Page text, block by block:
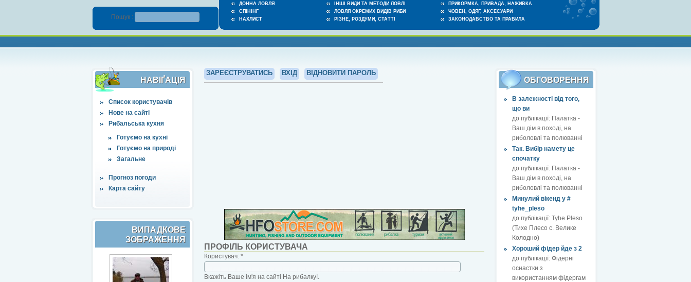
ДОННА ЛОВЛЯ
СПІНІНГ
НАХЛИСТ
ІНШІ ВИДИ ТА МЕТОДИ ЛОВЛІ
ЛОВЛЯ ОКРЕМИХ ВИДІВ РИБИ
РІЗНЕ, РОЗДУМИ, СТАТТІ
ПРИКОРМКА, ПРИВАДА, НАЖИВКА
ЧОВЕН, ОДЯГ, АКСЕСУАРИ
ЗАКОНОДАВСТВО ТА ПРАВИЛА
Пошук :
НАВІҐАЦІЯ
Список користувачів
Нове на сайті
Рибальська кухня
Готуємо на кухні
Готуємо на природі
Загальне
Прогноз погоди
Карта сайту
ВИПАДКОВЕ
ЗОБРАЖЕННЯ
ЗАРЕЄСТРУВАТИСЬ ВХІД ВІДНОВИТИ ПАРОЛЬ
ОБГОВОРЕННЯ
В залежності від того,
що ви
до публікації: Палатка -
Ваш дім в поході, на
риболовлі та полюванні
Так. Вибір намету це
спочатку
до публікації: Палатка -
Ваш дім в поході, на
риболовлі та полюванні
Минулий вікенд у #
tyhe_pleso
до публікації: Tyhe Pleso
(Тихе Плесо с. Велике
Колодно)
Хороший фідер йде з 2
до публікації: Фідерні
оснастки з
використанням фідергам
ПРОФІЛЬ КОРИСТУВАЧА
Користувач: *
Вкажіть Ваше ім'я на сайті На рибалку!.